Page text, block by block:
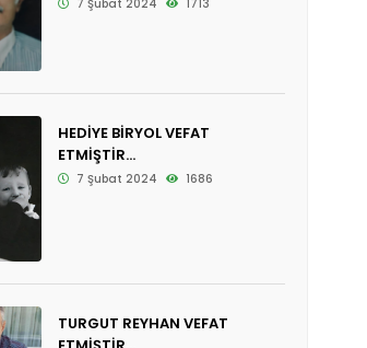
7 Şubat 2024 1713
HEDİYE BİRYOL VEFAT
ETMİŞTİR...
7 Şubat 2024 1686
TURGUT REYHAN VEFAT